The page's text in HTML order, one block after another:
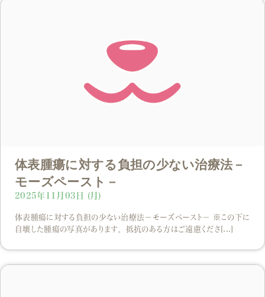
体表腫瘍に対する負担の少ない治療法－
モーズペースト－
2025年11月03日 (月)
体表腫瘍に対する負担の少ない治療法－モーズペースト－ ※この下に
自壊した腫瘍の写真があります。抵抗のある方はご遠慮くださ[...]